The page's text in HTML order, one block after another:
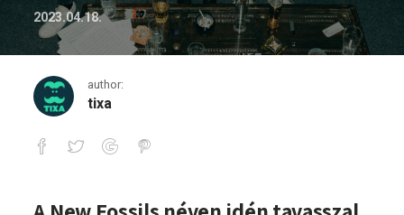
2023.04.18.
author:
tixa